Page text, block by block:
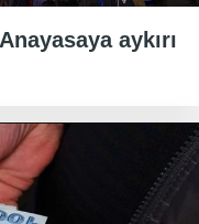
aykırı